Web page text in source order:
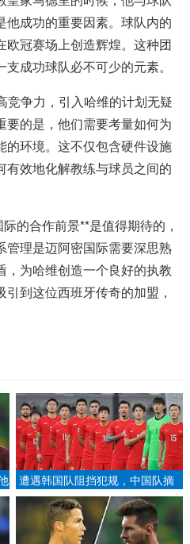
他成功的重要因素。球队内的
冠赛场上创造辉煌。这种团
成功球队必不可少的元素。
竞争力，引入哈维的计划无疑
要的是，他们需要考量如何为
的环境。这不仅包含硬件设施
效地化解教练与球员之间的
的合作前景**是值得期待的，
管理是迈阿密国际需要深思熟
，为哈维创造一个良好的执教
到这位西班牙传奇的加盟，
遭遇韩国队阻挡犯规，中国队摘
铜，网友炸了新闻晨报.